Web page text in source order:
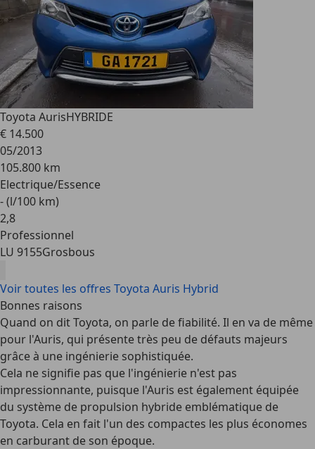
Toyota AurisHYBRIDE
€ 14.500
05/2013
105.800 km
Electrique/Essence
- (l/100 km)
2,8
Professionnel
LU 9155Grosbous
Voir toutes les offres Toyota Auris Hybrid
Bonnes raisons
Quand on dit Toyota, on parle defiabilité. Il en va de même
pour l'Auris, qui présente très peu de défauts majeurs
grâce à une ingénierie sophistiquée.
Cela ne signifie pas que l'ingénierie n'est pas
impressionnante, puisque l'Auris est également équipée
du système de propulsion hybride emblématique de
Toyota. Cela en fait l'un des compactes les plus économes
en carburant de son époque.